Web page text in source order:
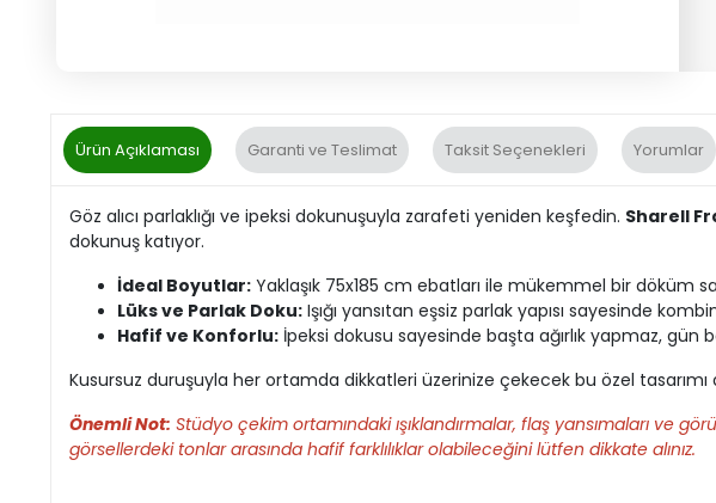
Ürün Açıklaması Garanti ve Teslimat Taksit Seçenekleri Yorumlar
Göz alıcı parlaklığı ve ipeksi dokunuşuyla zarafeti yeniden keşfedin. Sharell
dokunuş katıyor.
İdeal Boyutlar: Yaklaşık 75x185 cm ebatları ile mükemmel bir döküm
Lüks ve Parlak Doku: Işığı yansıtan eşsiz parlak yapısı sayesinde
Hafif ve Konforlu: İpeksi dokusu sayesinde başta ağırlık yapmaz,
Kusursuz duruşuyla her ortamda dikkatleri üzerinize çekecek bu özel tasarımı
Önemli Not: Stüdyo çekim ortamındaki ışıklandırmalar, flaş yansımaları ve
görsellerdeki tonlar arasında hafif farklılıklar olabileceğini lütfen dikkate alınız.